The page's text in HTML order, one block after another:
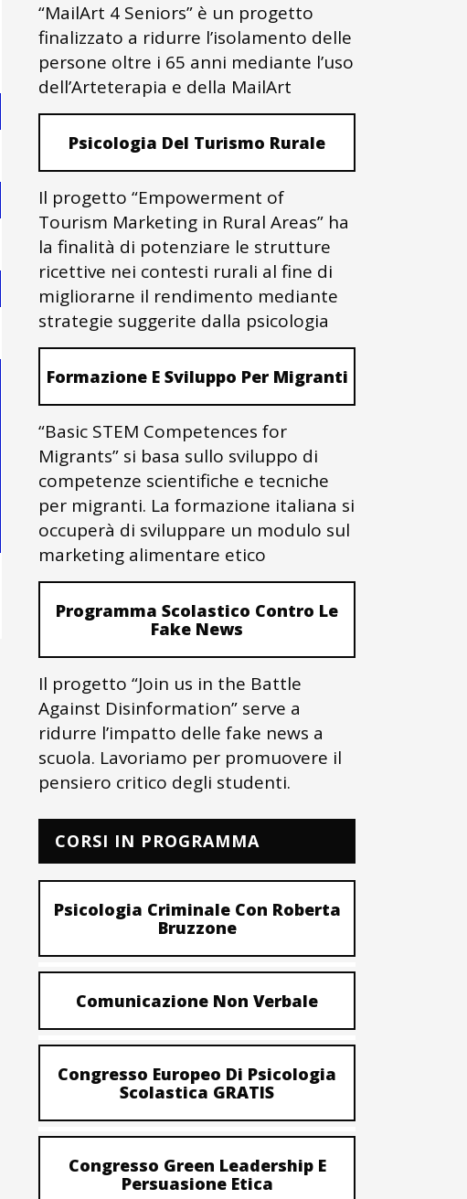
“MailArt 4 Seniors” è un progetto
finalizzato a ridurre l’isolamento delle
persone oltre i 65 anni mediante l’uso
dell’Arteterapia e della MailArt
Psicologia Del Turismo Rurale
Il progetto “Empowerment of
Tourism Marketing in Rural Areas” ha
la finalità di potenziare le strutture
ricettive nei contesti rurali al fine di
migliorarne il rendimento mediante
strategie suggerite dalla psicologia
Formazione E Sviluppo Per Migranti
“Basic STEM Competences for
Migrants” si basa sullo sviluppo di
competenze scientifiche e tecniche
per migranti. La formazione italiana si
occuperà di sviluppare un modulo sul
marketing alimentare etico
Programma Scolastico Contro Le
Fake News
Il progetto “Join us in the Battle
Against Disinformation” serve a
ridurre l’impatto delle fake news a
scuola. Lavoriamo per promuovere il
pensiero critico degli studenti.
CORSI IN PROGRAMMA
Psicologia Criminale Con Roberta
Bruzzone
Comunicazione Non Verbale
Congresso Europeo Di Psicologia
Scolastica GRATIS
Congresso Green Leadership E
Persuasione Etica